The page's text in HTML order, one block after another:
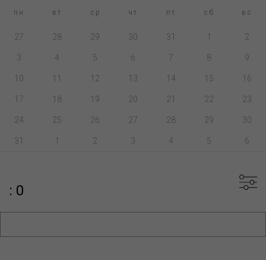
пн вт ср чт пт сб вс
27 28 29 30 31 1 2
3 4 5 6 7 8 9
10 11 12 13 14 15 16
17 18 19 20 21 22 23
24 25 26 27 28 29 30
31 1 2 3 4 5 6
: 0